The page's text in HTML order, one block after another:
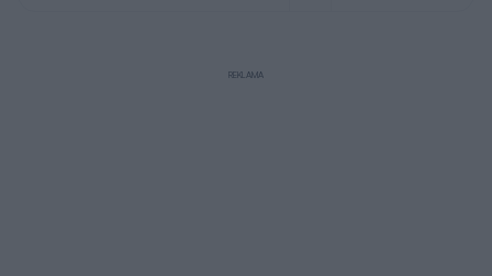
REKLAMA